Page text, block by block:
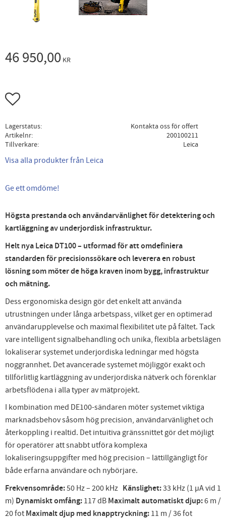
46 950,00 KR
Lägg till i favoriter
Lagerstatus
Kontakta oss för offert
Artikelnr
200100211
Tillverkare
Leica
Visa alla produkter från Leica
Ge ett omdöme!
Högsta prestanda och användarvänlighet för detektering och
kartläggning av underjordisk infrastruktur.
Helt nya Leica DT100 – utformad för att omdefiniera
standarden för precisionssökare och leverera en robust
lösning som möter de höga kraven inom bygg, infrastruktur
och mätning.
Dess ergonomiska design gör det enkelt att använda
utrustningen under långa arbetspass, vilket ger en optimerad
användarupplevelse och maximal flexibilitet ute på fältet. Tack
vare intelligent signalbehandling och unika, flexibla arbetslägen
lokaliserar systemet underjordiska ledningar med högsta
noggrannhet. Det avancerade systemet möjliggör exakt och
tillförlitlig kartläggning av underjordiska nätverk och förenklar
arbetsflödena i alla typer av mätprojekt.
I kombination med DE100-sändaren möter systemet viktiga
marknadsbehov såsom hög precision, användarvänlighet och
återkoppling i realtid. Det intuitiva gränssnittet gör det möjligt
för operatörer att snabbt utföra komplexa
lokaliseringsuppgifter med hög precision – lättillgängligt för
både erfarna användare och nybörjare.
Frekvensområde:50 Hz – 200 kHz Känslighet:33 kHz (1 µA vid 1
m) Dynamiskt omfång: 117 dB Maximalt automatiskt djup:6 m /
20 fot Maximalt djup med knapptryckning: 11 m / 36 fot